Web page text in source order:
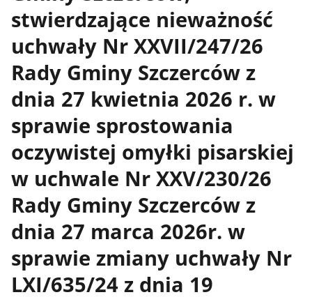
stwierdzające nieważność
uchwały Nr XXVII/247/26
Rady Gminy Szczerców z
dnia 27 kwietnia 2026 r. w
sprawie sprostowania
oczywistej omyłki pisarskiej
w uchwale Nr XXV/230/26
Rady Gminy Szczerców z
dnia 27 marca 2026r. w
sprawie zmiany uchwały Nr
LXI/635/24 z dnia 19